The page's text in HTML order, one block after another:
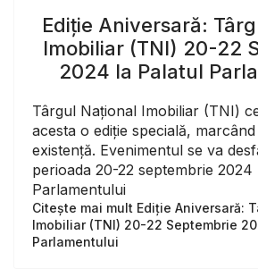
Ediție Aniversară:
Imobiliar (TNI) 20-22
2024 la Palatul
Târgul Național Imobiliar (TNI)
acesta o ediție specială,
existență. Evenimentul se va
perioada 20-22 septembrie 2024
Parlamentului
Citește mai mult Ediție Aniversară:
Imobiliar (TNI) 20-22 Septembrie
Parlamentului